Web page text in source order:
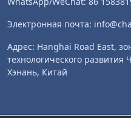
Электронная почта:
Адрес: Hanghai Road East,
технологического
Хэнань, Китай